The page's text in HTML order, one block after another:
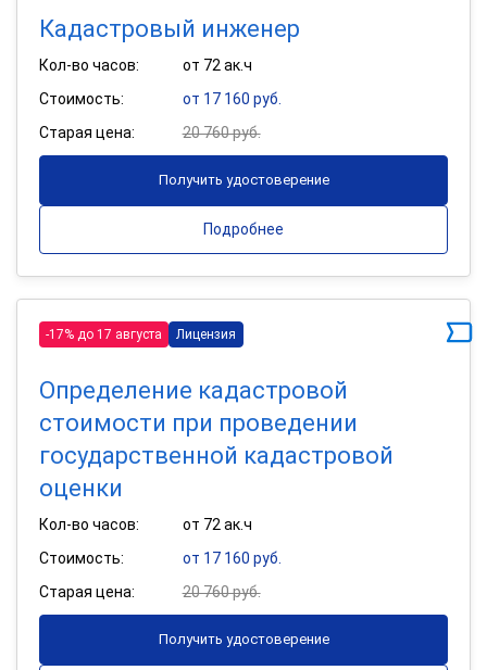
Кадастровый инженер
Кол-во часов:
от 72 ак.ч
Стоимость:
от 17 160 руб.
Старая цена:
20 760 руб.
Получить удостоверение
Подробнее
-17% до 17 августа Лицензия
Определение кадастровой
стоимости при проведении
государственной кадастровой
оценки
Кол-во часов:
от 72 ак.ч
Стоимость:
от 17 160 руб.
Старая цена:
20 760 руб.
Получить удостоверение